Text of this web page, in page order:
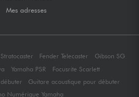
Mes adresses
Fender Telecaster
Gibson SG
Yamaha PSR
Focusrite Scarlett
Guitare acoustique pour débuter
Numérique Yamaha